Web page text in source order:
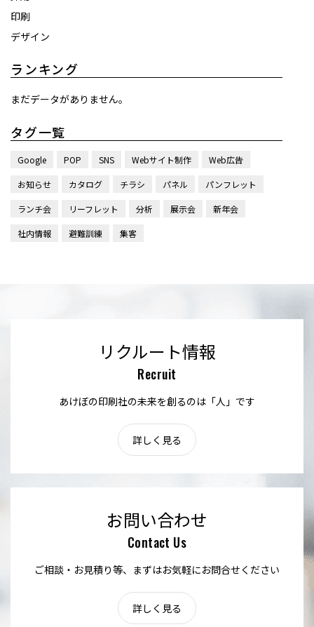
印刷
デザイン
ランキング
まだデータがありません。
タグ一覧
Google POP SNS Webサイト制作 Web広告
お知らせ カタログ チラシ パネル パンフレット
ランチ会 リーフレット 分析 展示会 新年会
社内情報 避難訓練 集客
リクルート情報
Recruit
あけぼの印刷社の未来を創るのは「人」です
詳しく見る
お問い合わせ
Contact Us
ご相談・お見積り等、まずはお気軽にお問合せください
詳しく見る